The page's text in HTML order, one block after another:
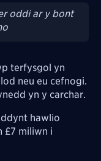
oddi ar y bont
terfysgol yn
neu eu cefnogi.
yn y carchar.
hawlio
£7 miliwn i